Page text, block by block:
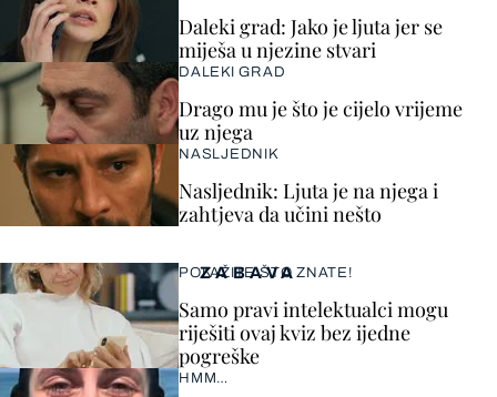
ZABAVA
POKAŽITE ŠTO ZNATE!
Samo pravi intelektualci mogu
riješiti ovaj kviz bez ijedne
pogreške
HMM…
Daleki grad: Jako je ljuta jer se
miješa u njezine stvari
DALEKI GRAD
Drago mu je što je cijelo vrijeme
uz njega
NASLJEDNIK
Nasljednik: Ljuta je na njega i
zahtjeva da učini nešto